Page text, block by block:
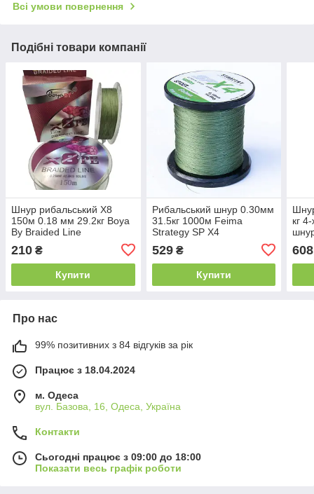
Всі умови повернення
Подібні товари компанії
Шнур рибальський X8
150м 0.18 мм 29.2кг Boya
By Braided Line
210 ₴
Купити
Рибальський шнур 0.30мм
31.5кг 1000м Feima
Strategy SP X4
529₴
Купити
кг
608
Про нас
99% позитивних з 84 відгуків за рік
Працює з 18.04.2024
м. Одеса
вул. Базова, 16, Одеса, Україна
Контакти
Сьогодні працює з 09:00 до 18:00
Показати весь графік роботи